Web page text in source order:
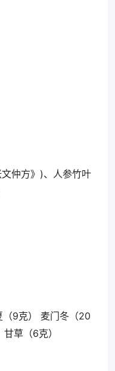
仲方》)、人参竹叶
)。
9克） 麦门冬（20
甘草（6克）